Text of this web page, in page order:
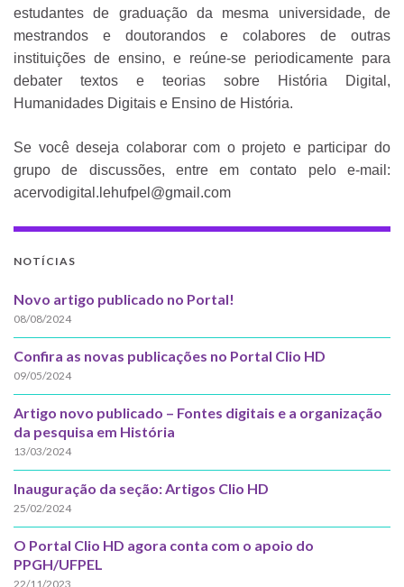
estudantes de graduação da mesma universidade, de
mestrandos e doutorandos e colabores de outras
instituições de ensino, e reúne-se periodicamente para
debater textos e teorias sobre História Digital,
Humanidades Digitais e Ensino de História.
Se você deseja colaborar com o projeto e participar do
grupo de discussões, entre em contato pelo e-mail:
acervodigital.lehufpel@gmail.com
NOTÍCIAS
Novo artigo publicado no Portal!
08/08/2024
Confira as novas publicações no Portal Clio HD
09/05/2024
Artigo novo publicado – Fontes digitais e a organização
da pesquisa em História
13/03/2024
Inauguração da seção: Artigos Clio HD
25/02/2024
O Portal Clio HD agora conta com o apoio do
PPGH/UFPEL
22/11/2023